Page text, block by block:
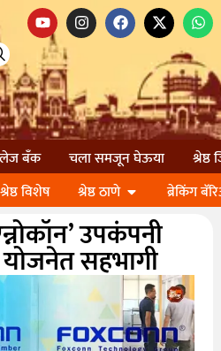
बॅंक चला समजून घेऊया
श्रेष्ठ
श्रेष्ठ विशेष श्रेष्ठ ठाणे ब्रेकिंग
उपकंपनी
सहभागी